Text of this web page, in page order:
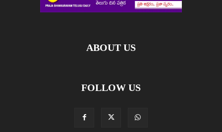
ABOUT US
FOLLOW US